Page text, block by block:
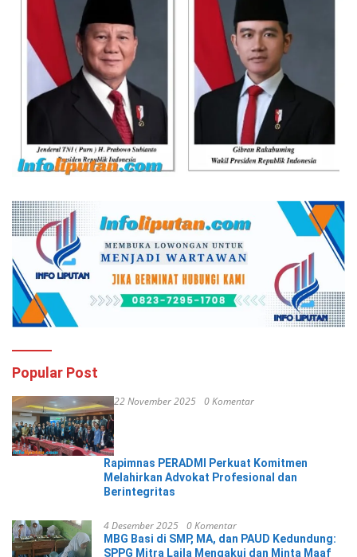
Popular Post
22 November 2025 0 Komentar
Rapimnas PERADMI Perkuat Komitmen
Melahirkan Advokat Profesional dan
Berintegritas
4 Desember 2025 0 Komentar
MBG Basi di SMP, MA, dan PAUD Kedundung:
SPPG Mitra Laila Mengakui dan Minta Maaf